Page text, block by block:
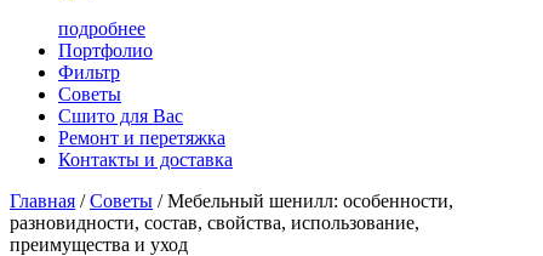
подробнее
Портфолио
Фильтр
Советы
Сшито для Вас
Ремонт и перетяжка
Контакты и доставка
Главная / Советы / Мебельный шенилл: особенности,
разновидности, состав, свойства, использование,
преимущества и уход